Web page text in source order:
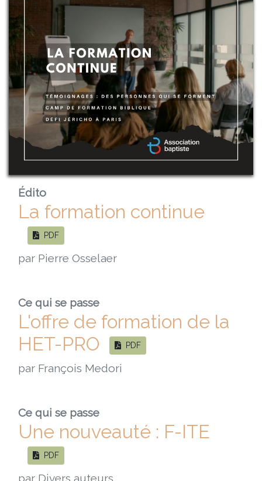
Édito
La formation continue
PDF
par Pierre Osselaer
Ce qui se passe
L'offre de formation de la
HET-PRO
PDF
par François Medori
Ce qui se passe
Une nouveauté : F-ITE
PDF
par Divers auteurs